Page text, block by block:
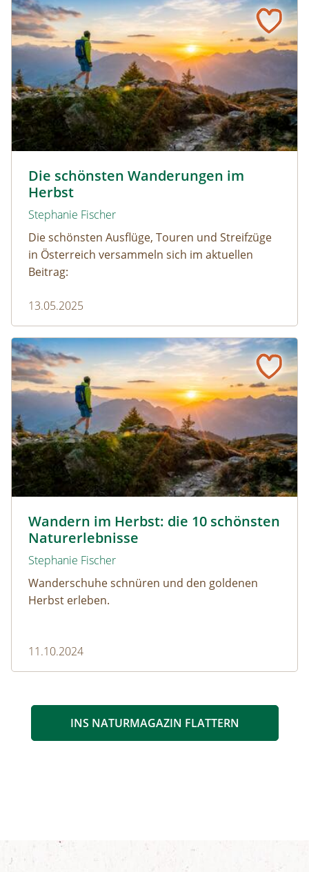
Die schönsten Wanderungen im
Herbst
Stephanie Fischer
Die schönsten Ausflüge, Touren und Streifzüge
in Österreich versammeln sich im aktuellen
Beitrag:
13.05.2025
Wandern im Herbst: die 10 schönsten
Naturerlebnisse
Stephanie Fischer
Wanderschuhe schnüren und den goldenen
Herbst erleben.
11.10.2024
Wandern im Herbst: die 10 schönsten Naturerlebnisse
INS NATURMAGAZIN FLATTERN